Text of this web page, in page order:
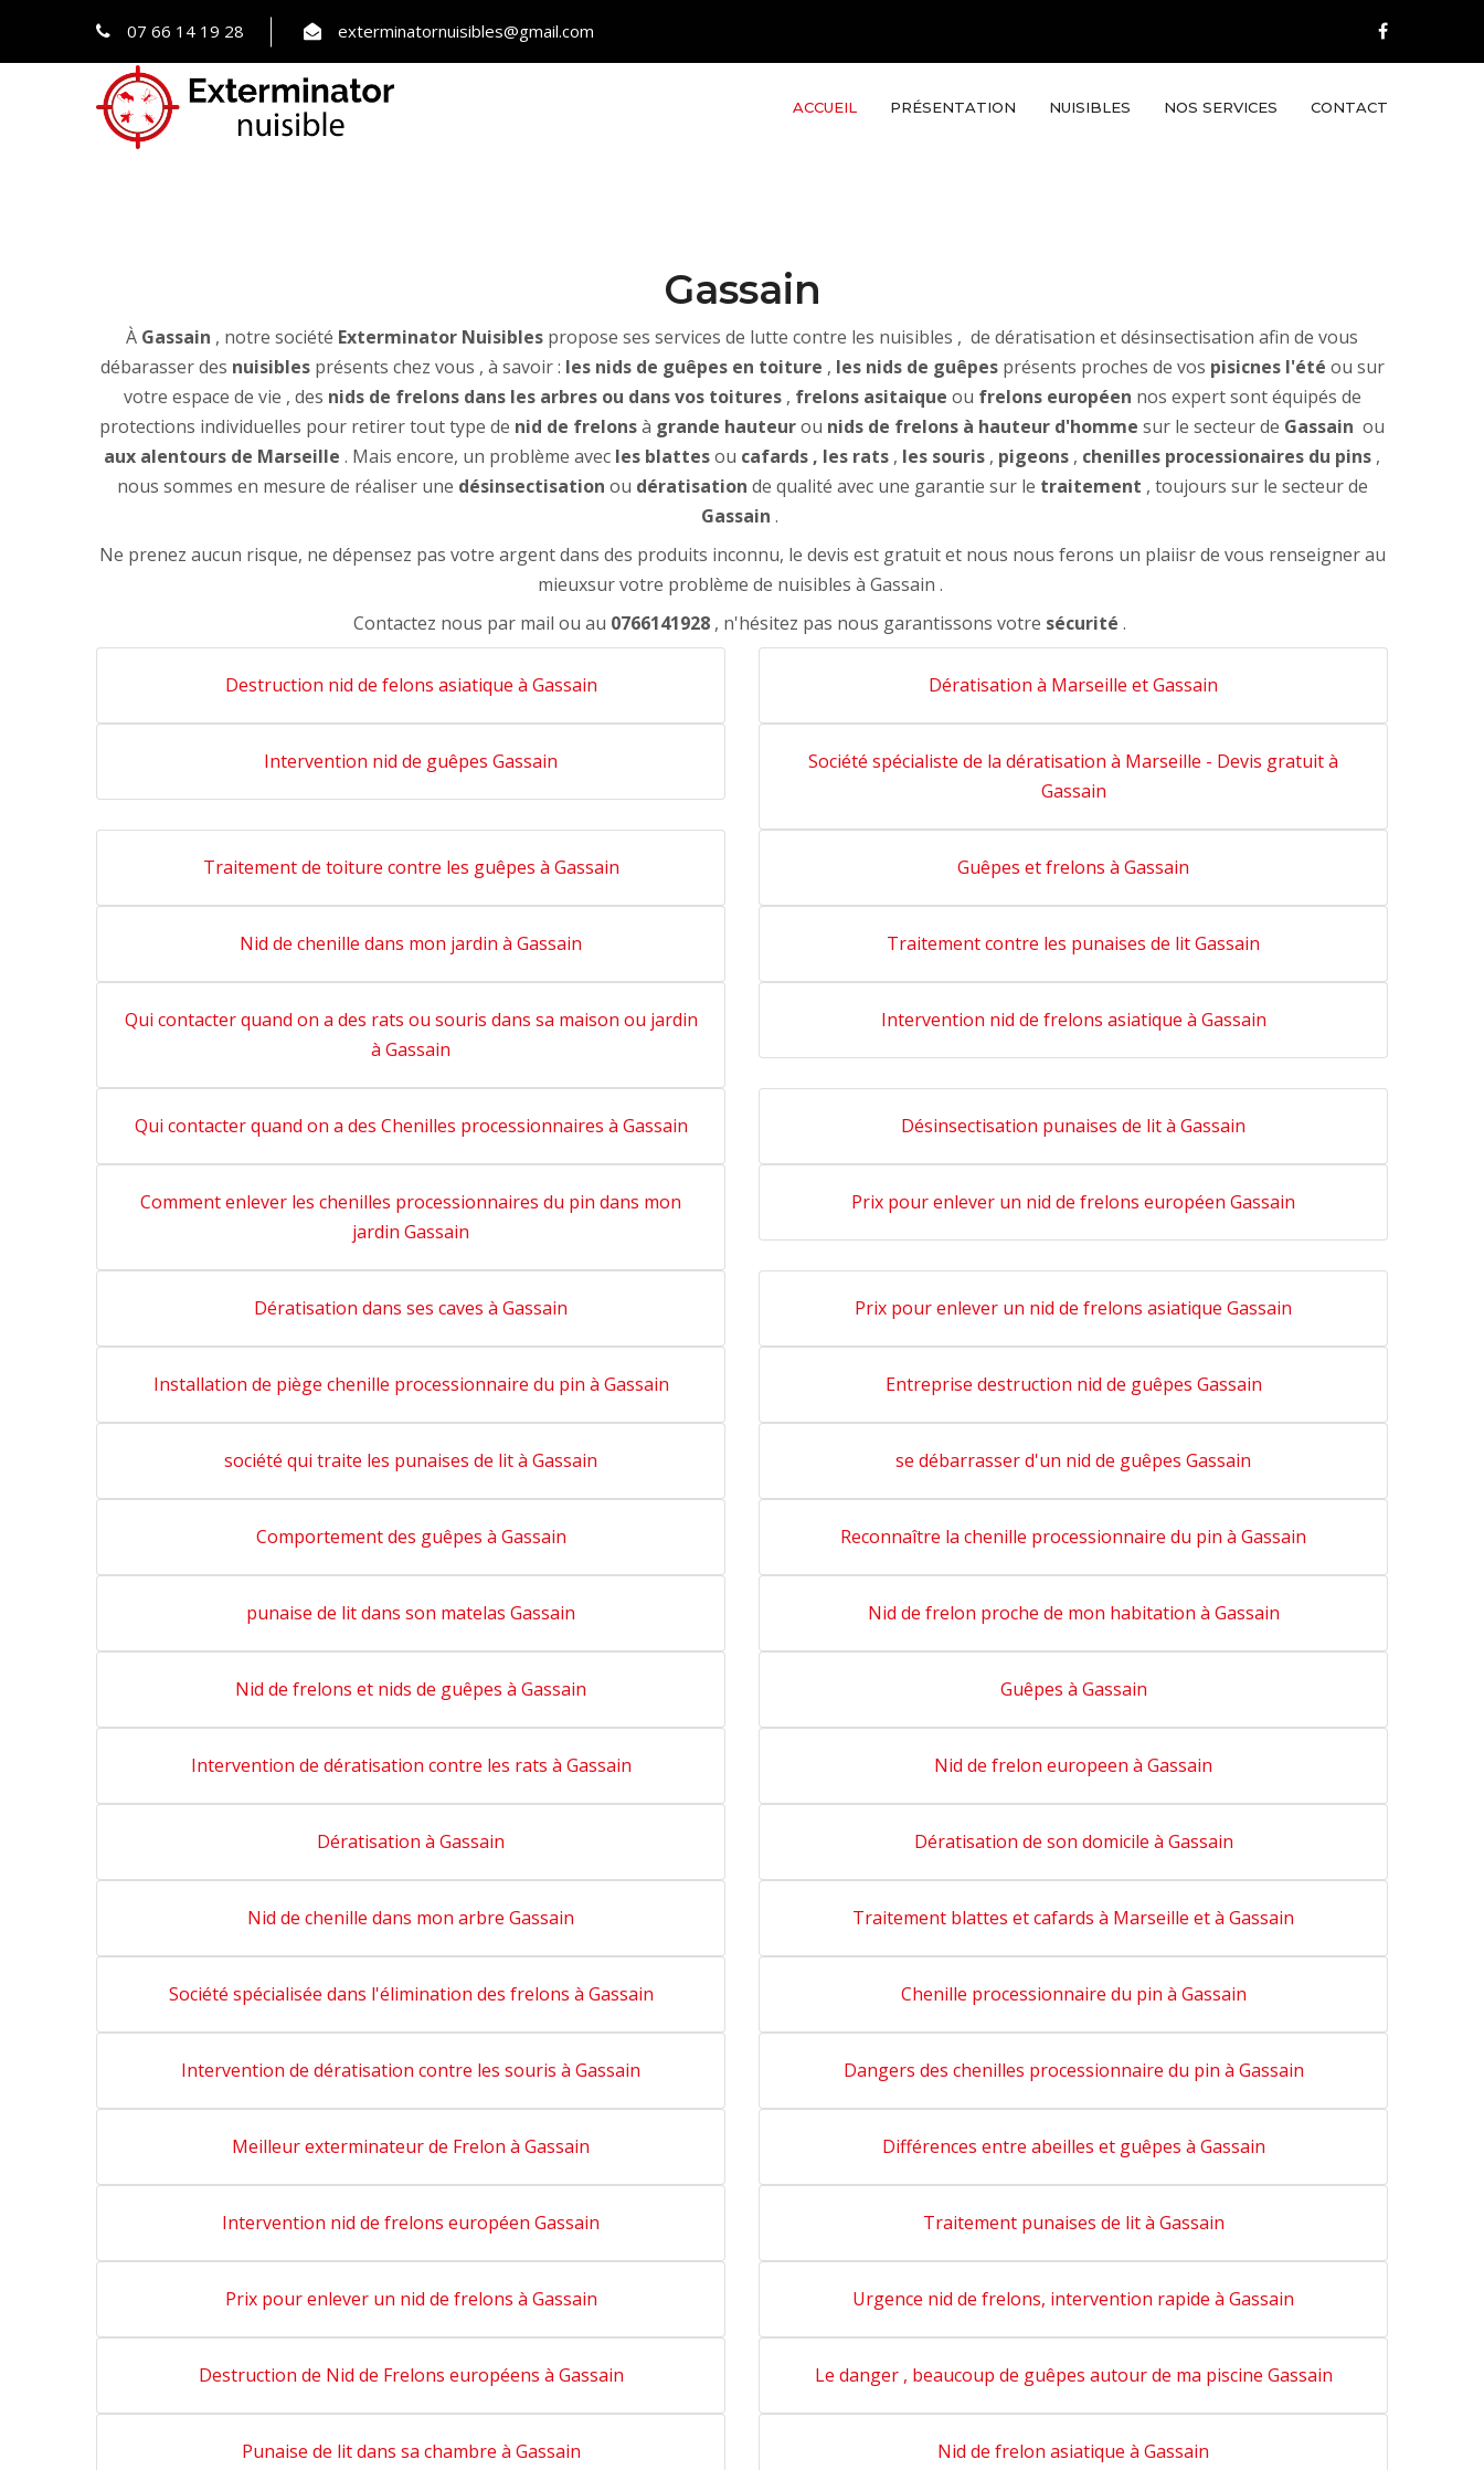
07 66 14 19 28 exterminatornuisibles@gmail.com
ACCUEIL PRÉSENTATION NUISIBLES NOS SERVICES CONTACT
Gassain
À Gassain , notre société Exterminator Nuisibles propose ses services de lutte contre les nuisibles , de dératisation et désinsectisation afin de vous
débarasser des nuisiblesprésents chez vous , à savoir : les nids de guêpes en toiture , les nids de guêpesprésents proches de vos pisicnes l'été ou sur
votre espace de vie , des nids de frelons dans les arbres ou dans vos toitures, frelons asitaique ou frelons européen nos expert sont équipés de
protections individuelles pour retirer tout type de nid de frelonsà grande hauteurou nids de frelons à hauteur d'homme sur le secteur de Gassain ou
aux alentours de Marseille . Mais encore, un problème avec les blattesou cafards , les rats , les souris , pigeons , chenilles processionaires du pins ,
nous sommes en mesure de réaliser une désinsectisation ou dératisation de qualité avec une garantie sur le traitement , toujours sur le secteur de
Gassain .
Ne prenez aucun risque, ne dépensez pas votre argent dans des produits inconnu, le devis est gratuit et nous nous ferons un plaiisr de vous renseigner au
mieuxsur votre problème de nuisibles à Gassain .
Contactez nous par mail ou au 0766141928 , n'hésitez pas nous garantissons votre sécurité .
Destruction nid de felons asiatique à Gassain Dératisation à Marseille et Gassain
Intervention nid de guêpes Gassain
Société spécialiste de la dératisation à Marseille - Devis gratuit à
Gassain
Traitement de toiture contre les guêpes à Gassain Guêpes et frelons à Gassain
Nid de chenille dans mon jardin à Gassain Traitement contre les punaises de lit Gassain
Qui contacter quand on a des rats ou souris dans sa maison ou jardin
à Gassain
Intervention nid de frelons asiatique à Gassain
Qui contacter quand on a des Chenilles processionnaires à Gassain Désinsectisation punaises de lit à Gassain
Comment enlever les chenilles processionnaires du pin dans mon
jardin Gassain
Prix pour enlever un nid de frelons européen Gassain
Dératisation dans ses caves à Gassain Prix pour enlever un nid de frelons asiatique Gassain
Installation de piège chenille processionnaire du pin à Gassain Entreprise destruction nid de guêpes Gassain
société qui traite les punaises de lit à Gassain se débarrasser d'un nid de guêpes Gassain
Comportement des guêpes à Gassain Reconnaître la chenille processionnaire du pin à Gassain
punaise de lit dans son matelas Gassain Nid de frelon proche de mon habitation à Gassain
Nid de frelons et nids de guêpes à Gassain Guêpes à Gassain
Intervention de dératisation contre les rats à Gassain Nid de frelon europeen à Gassain
Dératisation à Gassain Dératisation de son domicile à Gassain
Nid de chenille dans mon arbre Gassain Traitement blattes et cafards à Marseille et à Gassain
Société spécialisée dans l'élimination des frelons à Gassain Chenille processionnaire du pin à Gassain
Intervention de dératisation contre les souris à Gassain Dangers des chenilles processionnaire du pin à Gassain
Meilleur exterminateur de Frelon à Gassain Différences entre abeilles et guêpes à Gassain
Intervention nid de frelons européen Gassain Traitement punaises de lit à Gassain
Prix pour enlever un nid de frelons à Gassain Urgence nid de frelons, intervention rapide à Gassain
Destruction de Nid de Frelons européens à Gassain Le danger , beaucoup de guêpes autour de ma piscine Gassain
Punaise de lit dans sa chambre à Gassain Nid de frelon asiatique à Gassain